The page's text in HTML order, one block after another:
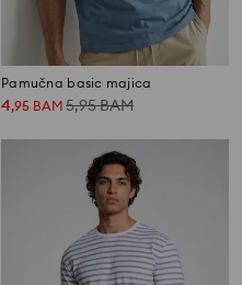
Pamučna basic majica
4,95 BAM 5,95BAM